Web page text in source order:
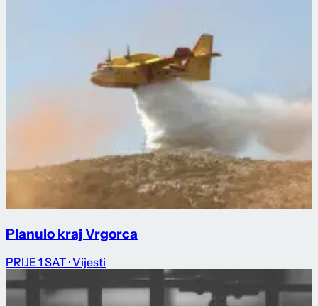
Planulo kraj Vrgorca
PRIJE 1 SAT · Vijesti